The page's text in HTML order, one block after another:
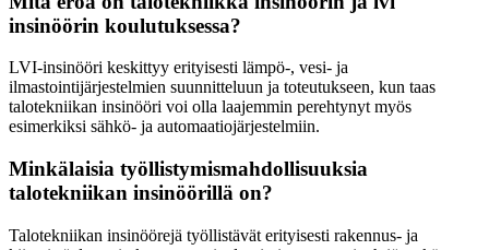
insinöörin koulutuksessa?
LVI-insinööri keskittyy erityisesti lämpö-, vesi- ja
ilmastointijärjestelmien suunnitteluun ja toteutukseen, kun taas
talotekniikan insinööri voi olla laajemmin perehtynyt myös
esimerkiksi sähkö- ja automaatiojärjestelmiin.
Minkälaisia työllistymismahdollisuuksia
talotekniikan insinöörillä on?
Talotekniikan insinöörejä työllistävät erityisesti rakennus- ja